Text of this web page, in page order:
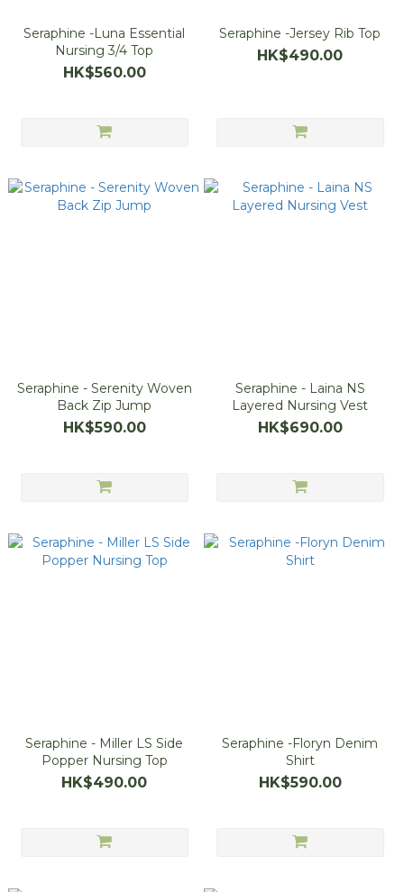
Seraphine -Luna Essential
Nursing 3/4 Top
HK$560.00
Seraphine -Jersey Rib Top
HK$490.00
Seraphine - Serenity Woven
Back Zip Jump
HK$590.00
Seraphine - Laina NS
Layered Nursing Vest
HK$690.00
Seraphine - Miller LS Side
Popper Nursing Top
HK$490.00
Seraphine -Floryn Denim
Shirt
HK$590.00